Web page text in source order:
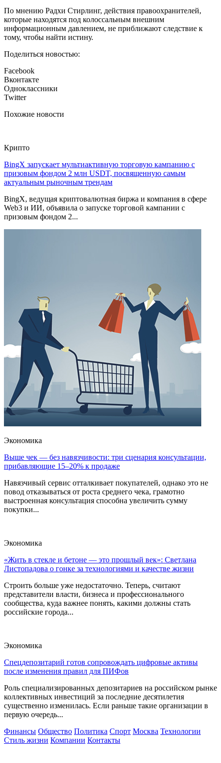
По мнению Радхи Стирлинг, действия правоохранителей,
которые находятся под колоссальным внешним
информационным давлением, не приближают следствие к
тому, чтобы найти истину.
Поделиться новостью:
Facebook
Вконтакте
Одноклассники
Twitter
Похожие новости
Крипто
BingX запускает мультиактивную торговую кампанию с
призовым фондом 2 млн USDT, посвященную самым
актуальным рыночным трендам
BingX, ведущая криптовалютная биржа и компания в сфере
Web3 и ИИ, объявила о запуске торговой кампании с
призовым фондом 2...
Экономика
Выше чек — без навязчивости: три сценария консультации,
прибавляющие 15–20% к продаже
Навязчивый сервис отталкивает покупателей, однако это не
повод отказываться от роста среднего чека, грамотно
выстроенная консультация способна увеличить сумму
покупки...
Экономика
«Жить в стекле и бетоне — это прошлый век»: Светлана
Листопадова о гонке за технологиями и качестве жизни
Строить больше уже недостаточно. Теперь, считают
представители власти, бизнеса и профессионального
сообщества, куда важнее понять, какими должны стать
российские города...
Экономика
Спецдепозитарий готов сопровождать цифровые активы
после изменения правил для ПИФов
Роль специализированных депозитариев на российском рынке
коллективных инвестиций за последние десятилетия
существенно изменилась. Если раньше такие организации в
первую очередь...
Финансы Общество Политика Спорт Москва Технологии
Стиль жизни Компании Контакты